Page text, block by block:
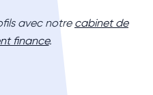
avec notre cabinet de
finance.